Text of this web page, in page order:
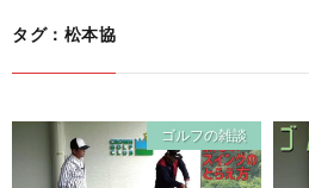
タグ：松本協
ゴルフの雑談